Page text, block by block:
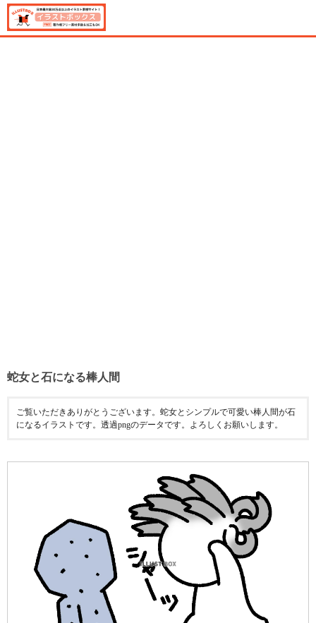
蛇女と石になる棒人間
ご覧いただきありがとうございます。蛇女とシンプルで可愛い棒人間が石
になるイラストです。透過pngのデータです。よろしくお願いします。